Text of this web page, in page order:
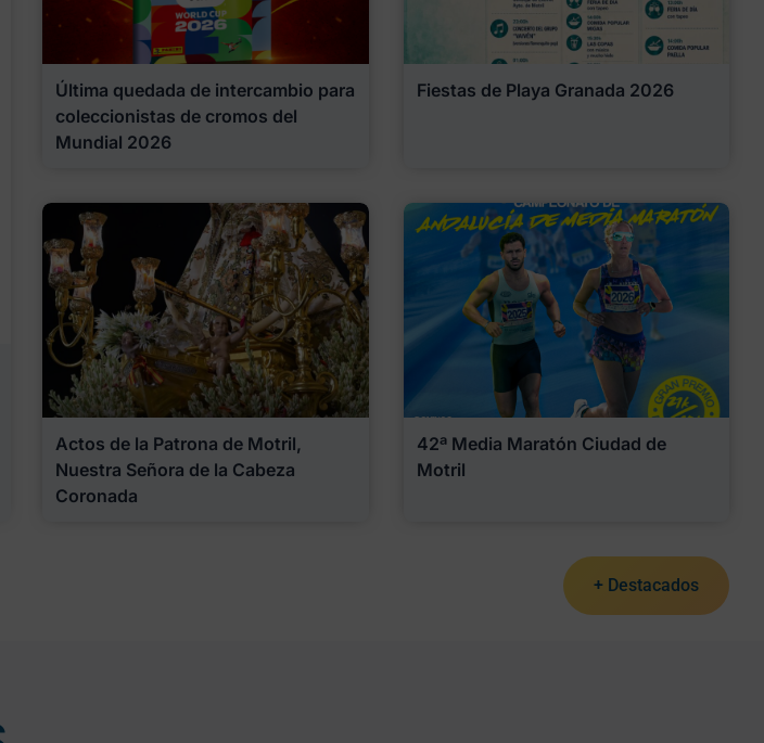
Última quedada de intercambio para
coleccionistas de cromos del
Mundial 2026
Fiestas de Playa Granada 2026
Actos de la Patrona de Motril,
Nuestra Señora de la Cabeza
Coronada
42ª Media Maratón Ciudad de
Motril
+ Destacados